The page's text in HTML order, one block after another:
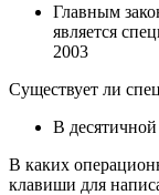
Главным
является
2003
Существует ли
В
В каких
клавиши для